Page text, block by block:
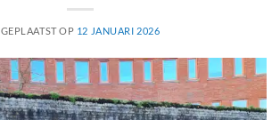
GEPLAATST OP 12 JANUARI 2026